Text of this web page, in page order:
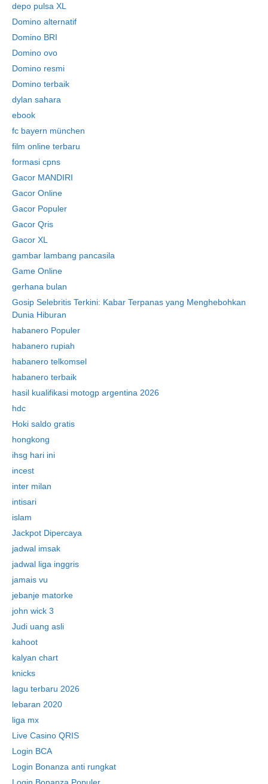
depo pulsa XL
Domino alternatif
Domino BRI
Domino ovo
Domino resmi
Domino terbaik
dylan sahara
ebook
fc bayern münchen
film online terbaru
formasi cpns
Gacor MANDIRI
Gacor Online
Gacor Populer
Gacor Qris
Gacor XL
gambar lambang pancasila
Game Online
gerhana bulan
Gosip Selebritis Terkini: Kabar Terpanas yang Menghebohkan
Dunia Hiburan
habanero Populer
habanero rupiah
habanero telkomsel
habanero terbaik
hasil kualifikasi motogp argentina 2026
hdc
Hoki saldo gratis
hongkong
ihsg hari ini
incest
inter milan
intisari
islam
Jackpot Dipercaya
jadwal imsak
jadwal liga inggris
jamais vu
jebanje matorke
john wick 3
Judi uang asli
kahoot
kalyan chart
knicks
lagu terbaru 2026
lebaran 2020
liga mx
Live Casino QRIS
Login BCA
Login Bonanza anti rungkat
Login Bonanza Populer